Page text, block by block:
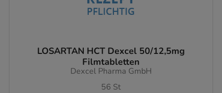
LOSARTAN HCT Dexcel 50/12,5mg
Filmtabletten
Dexcel Pharma GmbH
56 St